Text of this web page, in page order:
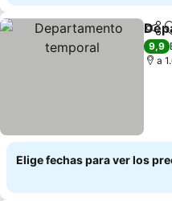
9,9
a
Elige fechas para ver los